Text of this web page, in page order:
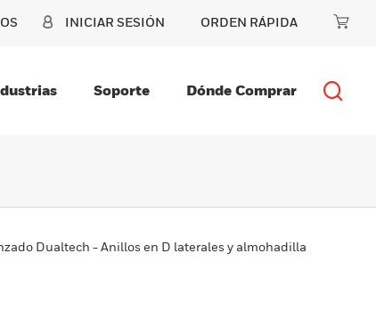
INICIAR SESIÓN ORDEN RÁPIDA
Soporte Dónde Comprar
Dualtech - Anillos en D laterales y almohadilla